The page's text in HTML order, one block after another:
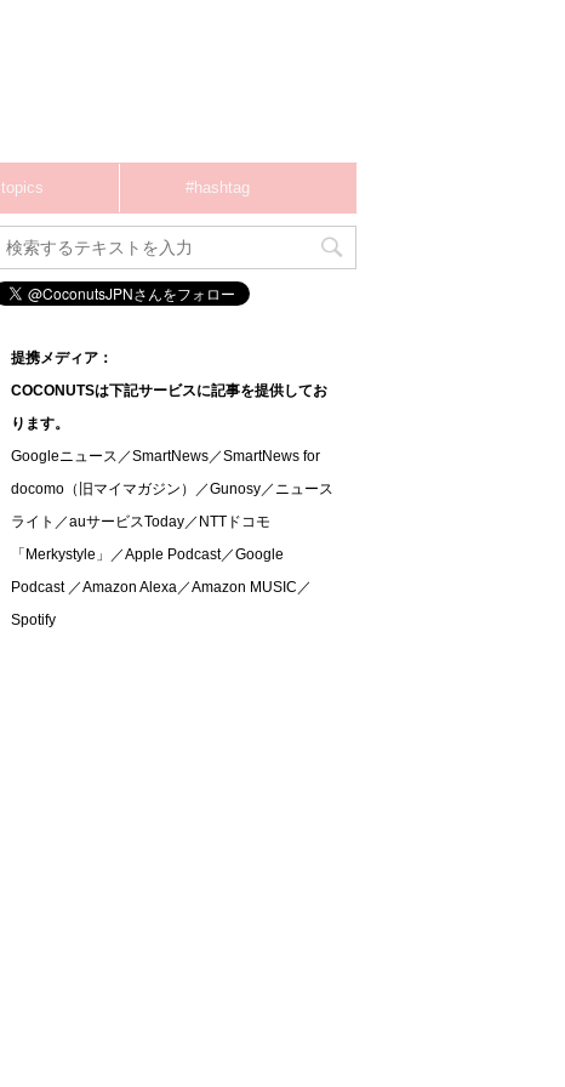
topics #hashtag
提携メディア：
COCONUTSは下記サービスに記事を提供してお
ります。
Googleニュース／SmartNews／SmartNews for
docomo（旧マイマガジン）／Gunosy／ニュース
ライト／auサービスToday／NTTドコモ
「Merkystyle」／Apple Podcast／Google
Podcast ／Amazon Alexa／Amazon MUSIC／
Spotify